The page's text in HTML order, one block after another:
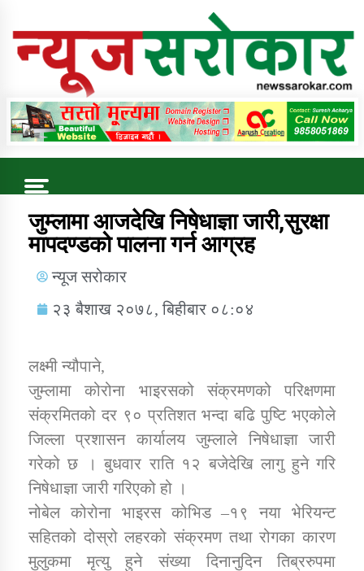
Online News Portal
Trending Now
कुषि बिकास कार्यालय जुम्ला सुचना सन्देश
डिभिजन कार्यालय जुम्लाको सुचना सन्देश
कर्णाली प्रविधि शिक्षालय जुम्लाको सुचना
जुम्लामा आजदेखि निषेधाज्ञा जारी,सुरक्षा
मापदण्डको पालना गर्न आग्रह
न्यूज सरोकार
२३ बैशाख २०७८, बिहीबार ०८:०४
लक्ष्मी न्यौपाने,
जुम्लामा कोरोना भाइरसको संक्रमणको परिक्षणमा
संक्रमितको दर ९० प्रतिशत भन्दा बढि पुष्टि भएकोले
जिल्ला प्रशासन कार्यालय जुम्लाले निषेधाज्ञा जारी
गरेको छ । बुधवार राति १२ बजेदेखि लागु हुने गरि
निषेधाज्ञा जारी गरिएको हो ।
नोबेल कोरोना भाइरस कोभिड –१९ नया भेरियन्ट
सहितको दोस्रो लहरको संक्रमण तथा रोगका कारण
मुलुकमा मृत्यु हुने संख्या दिनानुदिन तिब्ररुपमा